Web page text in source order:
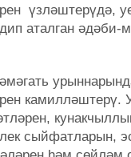
үзләштерүдә,
аталган әдәби-
камилләштерү.
сыйфатларын,